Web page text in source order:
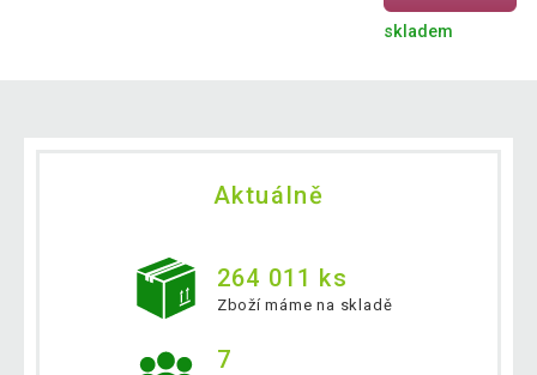
skladem
Aktuálně
264 011 ks
Zboží máme na skladě
7